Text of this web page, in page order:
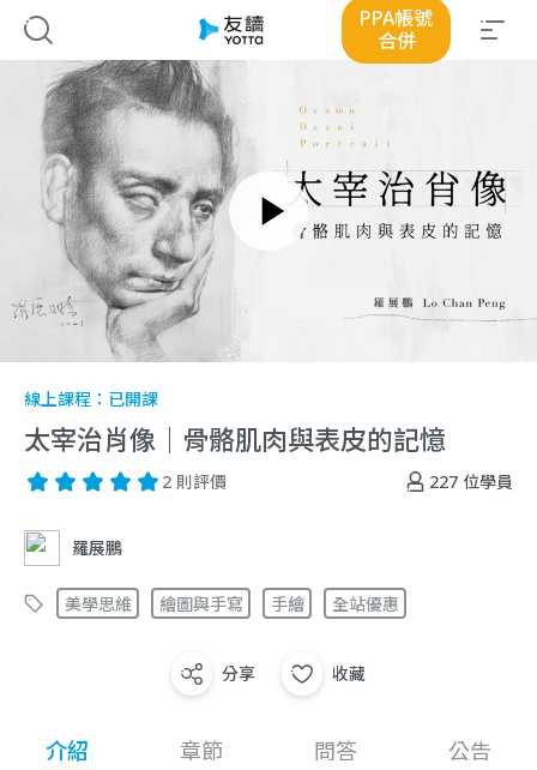
PPA帳號
合併
線上課程： 已開課
太宰治肖像｜骨骼肌肉與表皮的記憶
227 位學員
2 則評價
羅展鵬
美學思維 繪圖與手寫 手繪 全站優惠
分享 收藏
介紹 章節 問答 公告